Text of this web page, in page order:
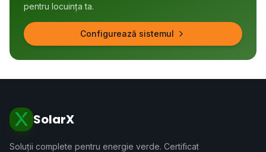
pentru locuința ta.
Configurează sistemul
SolarX
Soluții complete pentru energie verde. Certificat